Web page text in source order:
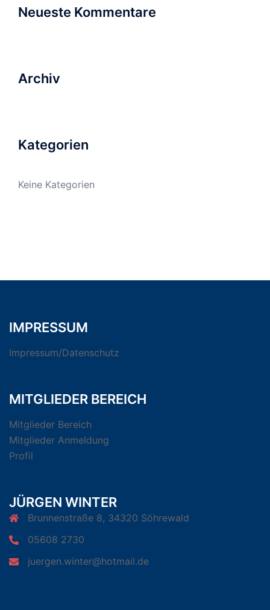
Neueste Kommentare
Archiv
Kategorien
Keine Kategorien
IMPRESSUM
Impressum/Datenschutz
MITGLIEDER BEREICH
Mitglieder Bereich
Mitglieder Anmeldung
Profil
JÜRGEN WINTER
Brunnenstraße 8, 34320 Söhrewald
05608 2730
juergen.winter@hotmail.de